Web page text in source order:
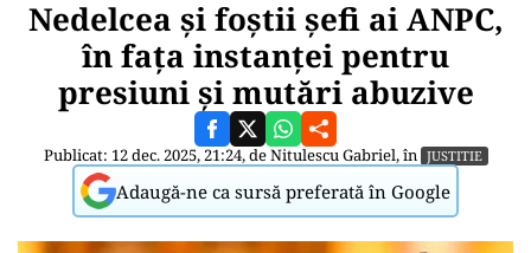
Nedelcea și foștii șefi ai ANPC,
în fața instanței pentru
presiuni și mutări abuzive
Publicat: 12 dec. 2025, 21:24, deNitulescu Gabriel, în JUSTITIE
Adaugă-ne ca sursă preferată în Google